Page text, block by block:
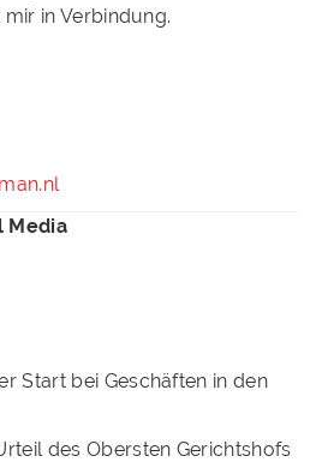
in Verbindung.
Media
Start bei Geschäften in den
des Obersten Gerichtshofs